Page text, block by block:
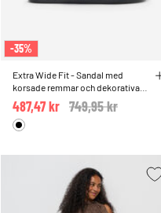
-35%
Extra Wide Fit - Sandal med
korsade remmar och dekorativa
nitar
Price reduced from
749,95 kr
487,47 kr